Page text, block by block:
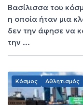
Βασίλισσα του
η οποία ήταν μια
δεν την άφησε να
την ...
Κόσμος Αθλητισμός